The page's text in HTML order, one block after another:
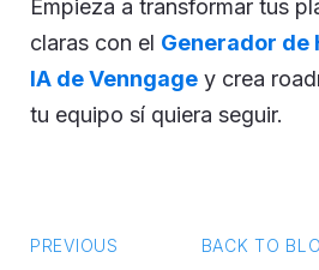
Empieza a transformar tus
claras con el Generador de
IA de Venngage y crea
tu equipo sí quiera seguir.
PREVIOUS BACK TO